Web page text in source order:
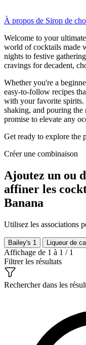
À propos de Sirop de
Welcome to your
world of cocktails made
nights to festive
cravings for decadent,
Whether you're a
easy-to-follow recipes
with your favorite
shaking, and pouring the
promise to elevate any
Get ready to explore the
Créer une combinaison
Ajoutez un ou
affiner les
Banana
Utilisez les associations
Bailey's 1 Liqueur de
Affichage de 1 à 1 / 1
Filtrer les résultats
Rechercher dans les